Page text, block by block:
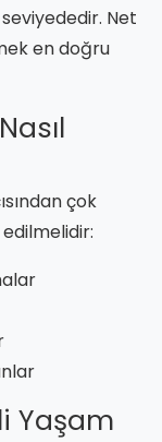
Net
en doğru
çok
Yaşam